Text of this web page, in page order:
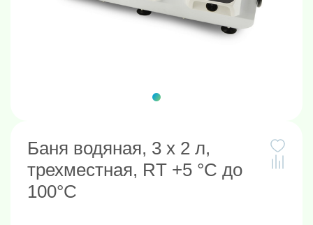
Баня водяная, 3 х 2 л,
трехместная, RT +5 °C до
100°С